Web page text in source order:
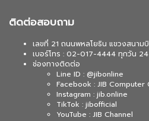
ติดต่อสอบถาม
เลขที่ 21 ถนนพหลโยธิน แขวงสนาม
เบอร์โทร : 02-017-4444 ทุกวัน 24
ช่องทางติดต่อ
Line ID : @jibonline
Facebook : JIB Computer
Instagram : jib.online
TikTok : jibofficial
YouTube : JIB Channel